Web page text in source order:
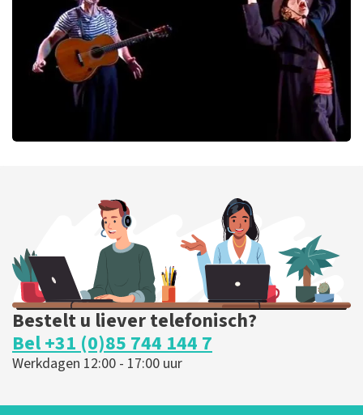
BESTEL NU
BESTEL NU
Bestelt u liever telefonisch?
Bel +31 (0)85 744 144 7
Werkdagen 12:00 - 17:00 uur